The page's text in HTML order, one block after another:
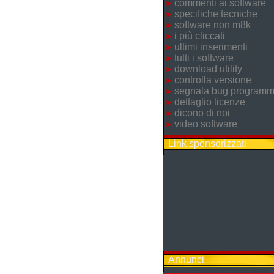
commenti ai software
specifiche tecniche
software non m8k
i più cliccati
ultimi inserimenti
tutti i software
download utility
controlla versione
segnala bug
dettaglio licenze
dicono di noi
video software
Link sponsorizzati
Annunci